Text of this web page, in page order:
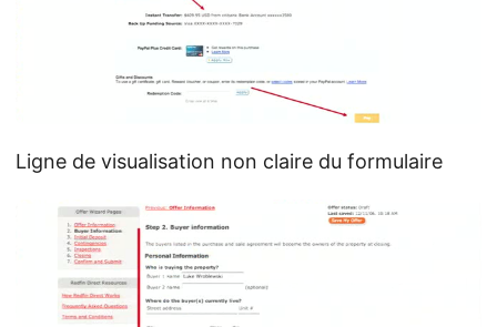
Ligne de visualisation non claire du formulaire